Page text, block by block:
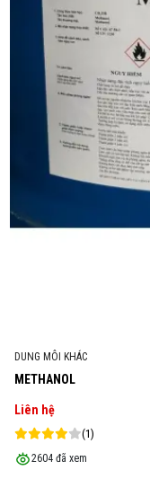
DUNG MÔI KHÁC
METHANOL
Liên hệ
(1)
2604 đã xem